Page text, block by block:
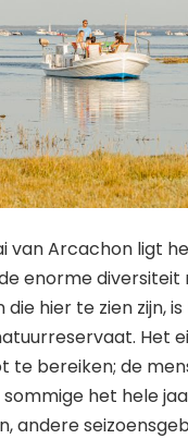
van Arcachon ligt
de enorme
die hier te zien zijn,
Het
te bereiken; de
het hele
andere